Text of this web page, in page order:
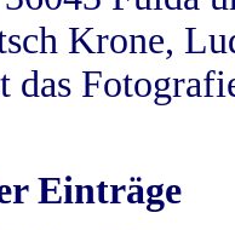
Krone,
Einträge